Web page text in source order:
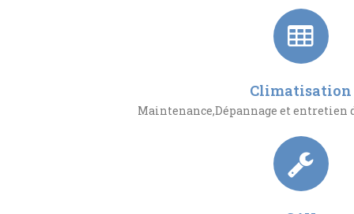
Climatisation
Maintenance,Dépannage et